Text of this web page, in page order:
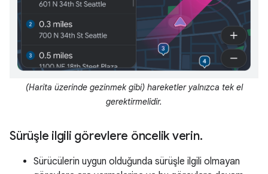
(Harita üzerinde gezinmek gibi) hareketler yalnızca tek el
gerektirmelidir.
Sürüşle ilgili görevlere öncelik verin.
Sürücülerin uygun olduğunda sürüşle ilgili olmayan